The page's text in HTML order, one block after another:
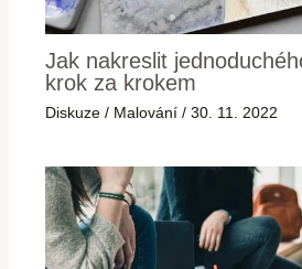
Jak nakreslit
krok za krokem
Diskuze / Malování /30. 11. 2022